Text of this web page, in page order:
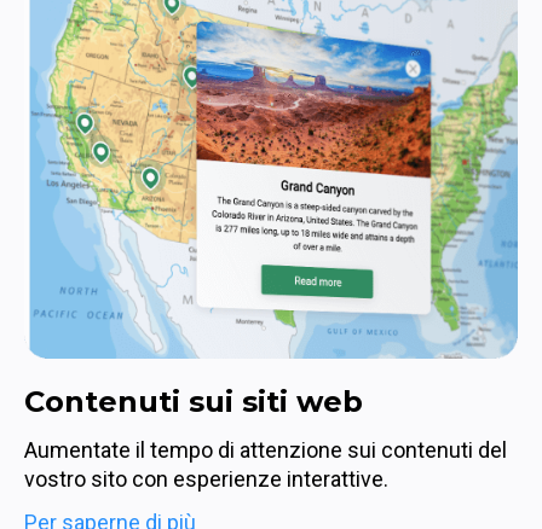
Contenuti sui siti web
Aumentate il tempo di attenzione sui contenuti del
vostro sito con esperienze interattive.
Per saperne di più